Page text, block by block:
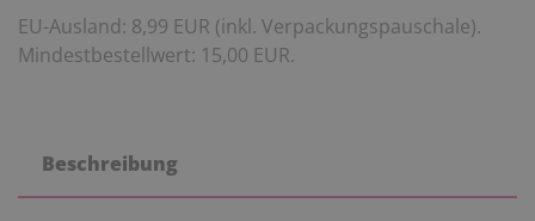
EU-Ausland: 8,99 EUR (inkl. Verpackungspauschale).
Mindestbestellwert: 15,00 EUR.
Beschreibung